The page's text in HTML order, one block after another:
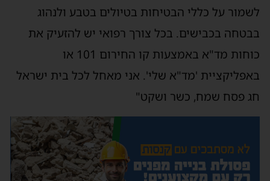
לשמור על כללי הבטיחות בטיולים בטבע ולנהוג
בבטחה בכבישים. בכל צורך רפואי יש להזעיק את
כוחות מד"א באמצעות קו החירום 101 או
באפליקציית 'מד"א שלי'. אני מאחל לכל בית ישראל
חג פסח שמח, כשר ושקט"